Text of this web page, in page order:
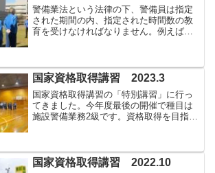
警備業法という法律の下、警備員は指定
された期間の内、指定された時間数の教
育を受けなければなりません。例えば、
後も年に最低2日ほ...
国家資格取得講習 2023.3
国家資格取得講習の「特別講習」に行っ
てきました。今年度最後の開催で種目は
施設警備業務2級です。資格取得を目指す
協会のホームページをご確認下さい。以
下、リンクを張っておき...
国家資格取得講習 2022.10